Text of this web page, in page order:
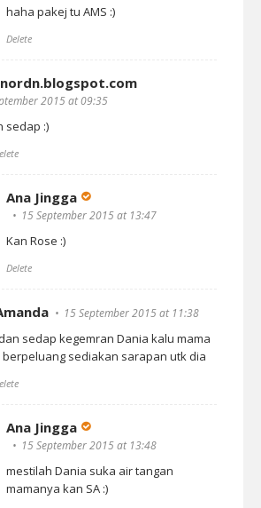
haha pakej tu AMS :)
Delete
2015 at 09:35
sedap :)
Ana Jingga
15 September 2015 at 13:47
Kan Rose :)
Delete
15 September 2015 at 11:38
sedap kegemran Dania kalu mama
berpeluang sediakan sarapan utk dia
Ana Jingga
15 September 2015 at 13:48
mestilah Dania suka air tangan
mamanya kan SA :)